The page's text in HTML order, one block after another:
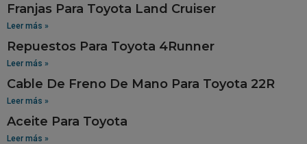
Franjas Para Toyota Land Cruiser
Leer más »
Repuestos Para Toyota 4Runner
Leer más »
Cable De Freno De Mano Para Toyota 22R
Leer más »
Aceite Para Toyota
Leer más »